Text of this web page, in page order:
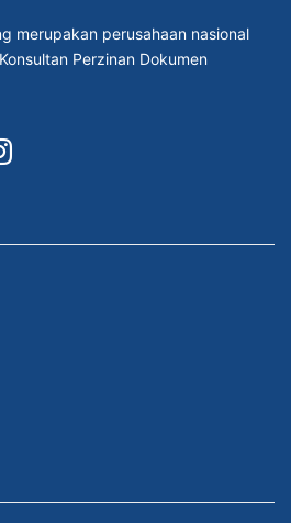
merupakan perusahaan nasional
Perzinan Dokumen